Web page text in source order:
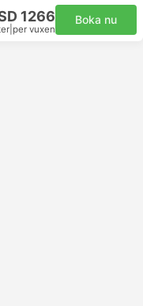
1266
per vuxen
Boka nu